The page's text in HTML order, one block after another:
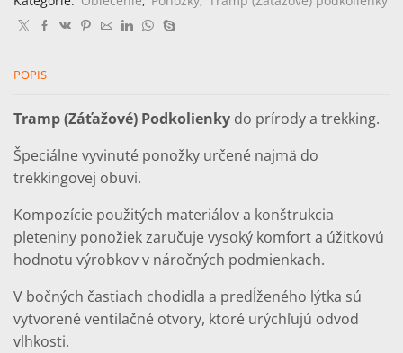
POPIS
Tramp (Záťažové) Podkolienky do prírody a trekking.
Špeciálne vyvinuté ponožky určené najmä do
trekkingovej obuvi.
Kompozície použitých materiálov a konštrukcia
pleteniny ponožiek zaručuje vysoký komfort a úžitkovú
hodnotu výrobkov v náročných podmienkach.
V bočných častiach chodidla a predĺženého lýtka sú
vytvorené ventilačné otvory, ktoré urýchľujú odvod
vlhkosti.